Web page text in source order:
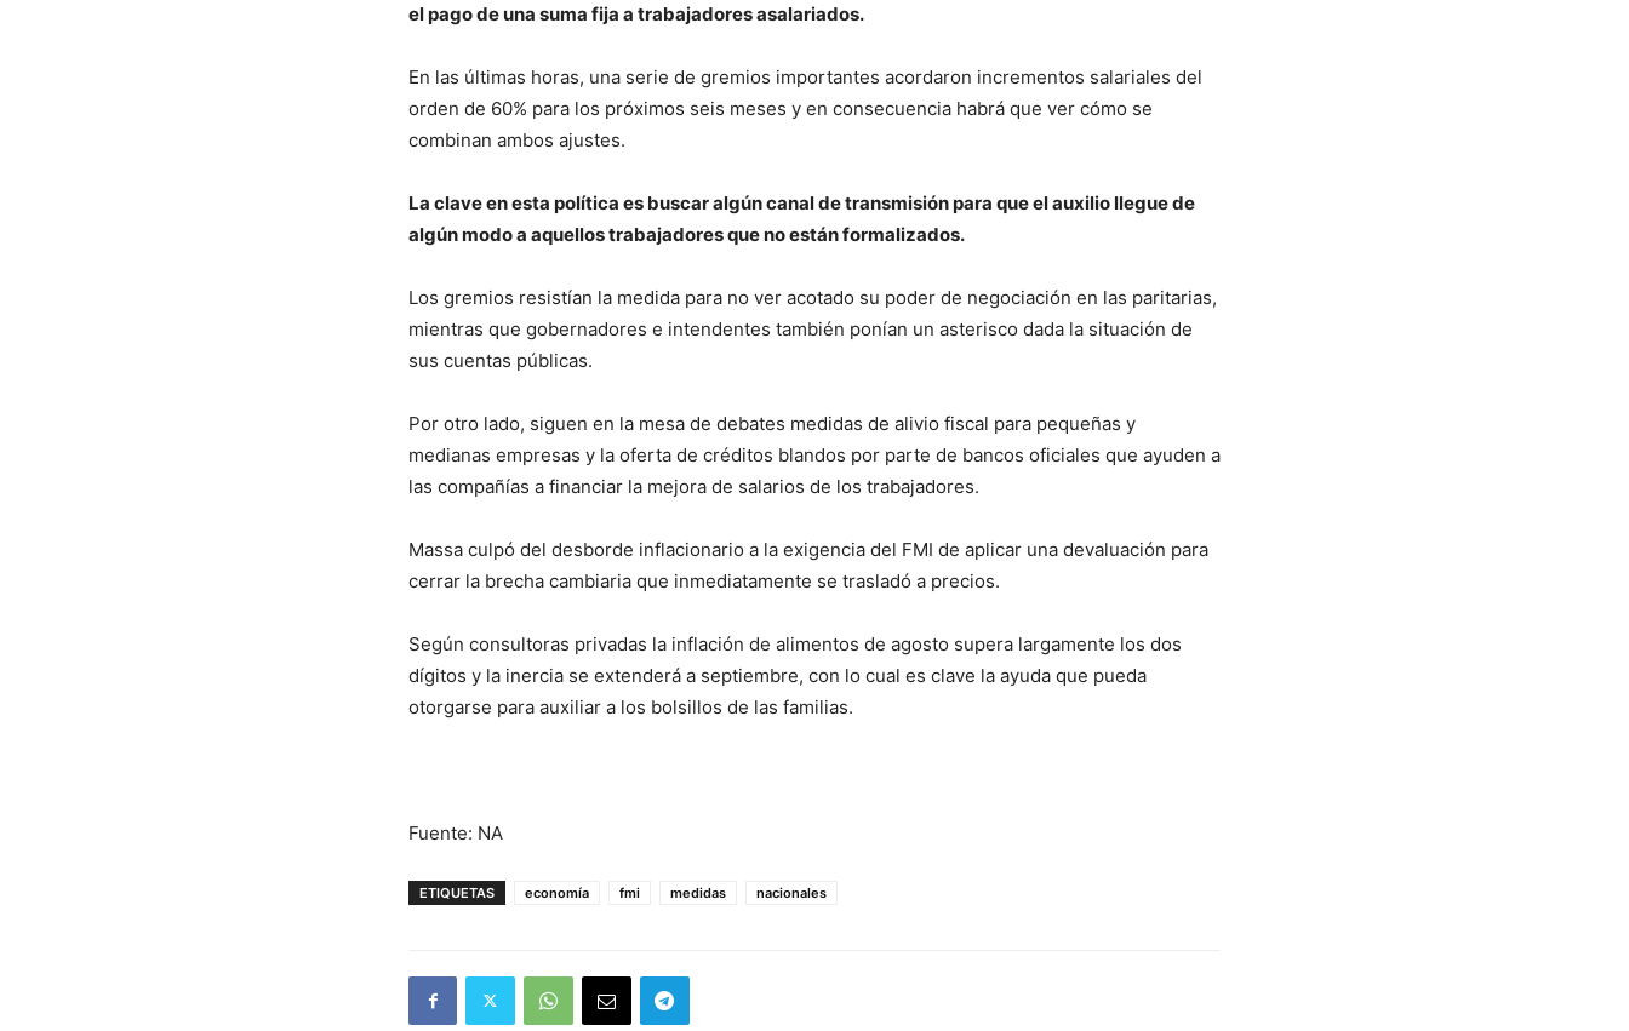
el pago de una suma fija a trabajadores asalariados.
En las últimas horas, una serie de gremios importantes acordaron incrementos salariales del
orden de 60% para los próximos seis meses y en consecuencia habrá que ver cómo se
combinan ambos ajustes.
La clave en esta política es buscar algún canal de transmisión para que el auxilio llegue de
algún modo a aquellos trabajadores que no están formalizados.
Los gremios resistían la medida para no ver acotado su poder de negociación en las paritarias,
mientras que gobernadores e intendentes también ponían un asterisco dada la situación de
sus cuentas públicas.
Por otro lado, siguen en la mesa de debates medidas de alivio fiscal para pequeñas y
medianas empresas y la oferta de créditos blandos por parte de bancos oficiales que ayuden a
las compañías a financiar la mejora de salarios de los trabajadores.
Massa culpó del desborde inflacionario a la exigencia del FMI de aplicar una devaluación para
cerrar la brecha cambiaria que inmediatamente se trasladó a precios.
Según consultoras privadas la inflación de alimentos de agosto supera largamente los dos
dígitos y la inercia se extenderá a septiembre, con lo cual es clave la ayuda que pueda
otorgarse para auxiliar a los bolsillos de las familias.
Fuente: NA
ETIQUETAS economía fmi medidas nacionales